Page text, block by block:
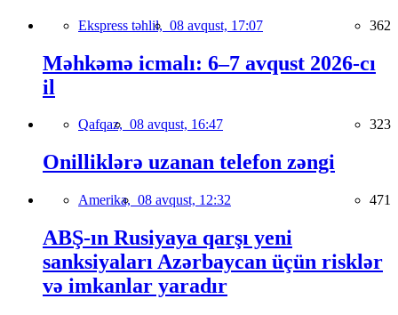
Ekspress təhlil, 08 avqust, 17:07 362
Məhkəmə icmalı: 6–7 avqust 2026-cı
il
Qafqaz, 08 avqust, 16:47 323
Onilliklərə uzanan telefon zəngi
Amerika, 08 avqust, 12:32 471
ABŞ-ın Rusiyaya qarşı yeni
sanksiyaları Azərbaycan üçün risklər
və imkanlar yaradır